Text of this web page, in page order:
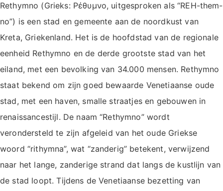
Rethymno (Grieks: Ρέθυμνο, uitgesproken als “REH-them-
no”) is een stad en gemeente aan de noordkust van
Kreta, Griekenland. Het is de hoofdstad van de regionale
eenheid Rethymno en de derde grootste stad van het
eiland, met een bevolking van 34.000 mensen. Rethymno
staat bekend om zijn goed bewaarde Venetiaanse oude
stad, met een haven, smalle straatjes en gebouwen in
renaissancestijl. De naam “Rethymno” wordt
verondersteld te zijn afgeleid van het oude Griekse
woord “rithymna”, wat “zanderig” betekent, verwijzend
naar het lange, zanderige strand dat langs de kustlijn van
de stad loopt. Tijdens de Venetiaanse bezetting van